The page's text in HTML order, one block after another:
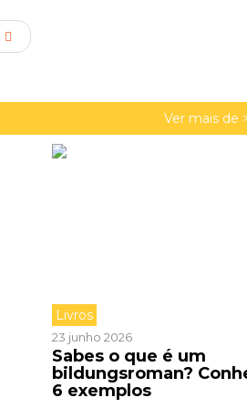
Ver mais de
Livros
23 junho 2026
Sabes o que é um
bildungsroman?
6 exemplos